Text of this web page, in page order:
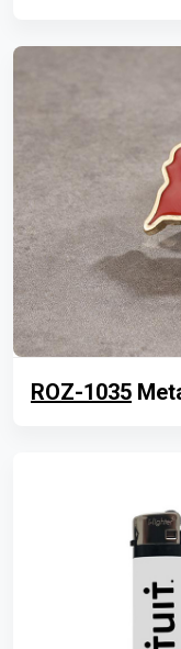
ROZ-1035